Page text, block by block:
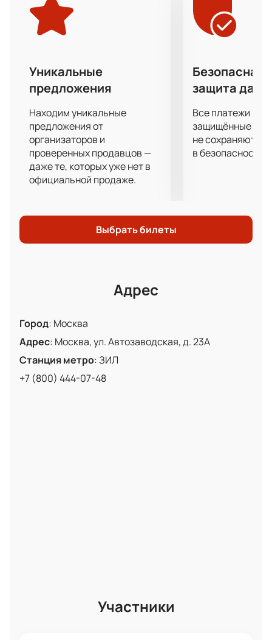
Уникальные
предложения
Находим уникальные
предложения от
организаторов и
проверенных продавцов —
даже те, которых уже нет в
официальной продаже.
Безопасная
защита
Все платежи
защищённые
не сохраняются
в безопасности.
Выбрать билеты
Адрес
Город: Москва
Адрес: Москва, ул. Автозаводская, д. 23А
Станция метро:ЗИЛ
+7 (800) 444-07-48
Участники